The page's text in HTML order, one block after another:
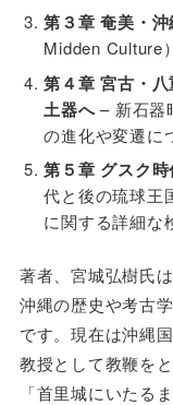
第３章 奄美・
Midden Culture
第４章 宮古・
土器へ– 新石器
の進化や変遷に
第５章 グスク
代と後の琉球王
に関する詳細な
著者、宮城弘樹氏
沖縄の歴史や考古
です。現在は沖縄
教授として教鞭を
「首里城にいたる